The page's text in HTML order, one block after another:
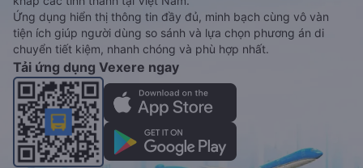
Ứng dụng hiển thị thông tin đầy đủ, minh bạch cùng vô vàn
tiện ích giúp người dùng so sánh và lựa chọn phương án di
chuyển tiết kiệm, nhanh chóng và phù hợp nhất.
Tải ứng dụng Vexere ngay